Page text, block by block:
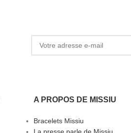
A PROPOS DE MISSIU
Bracelets Missiu